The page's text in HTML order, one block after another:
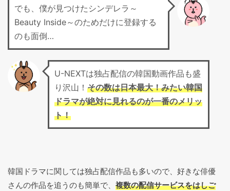
でも、僕が見つけたシンデレラ～
Beauty Inside～のためだけに登録する
のも面倒…
U-NEXTは独占配信の韓国動画作品も盛
り沢山！ その数は日本最大！みたい韓国
ドラマが絶対に見れるのが一番のメリッ
ト！
韓国ドラマに関しては独占配信作品も多いので、好きな俳優
さんの作品を追うのも簡単で、 複数の配信サービスをはしご